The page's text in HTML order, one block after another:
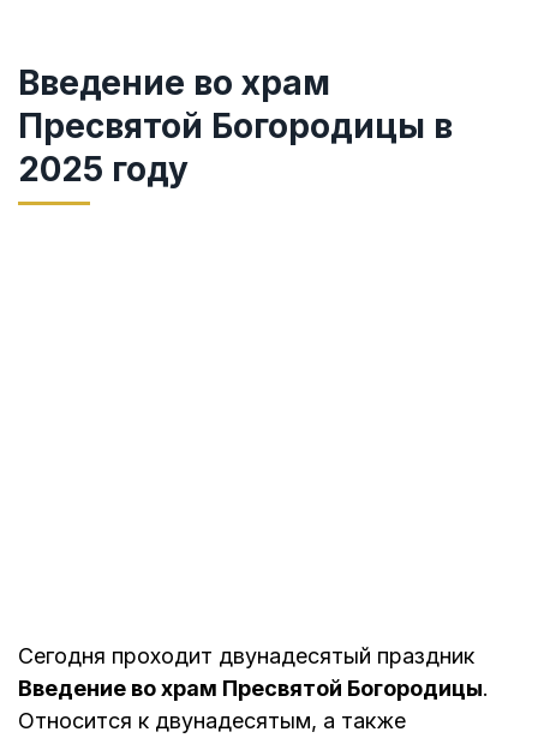
Введение во храм
Пресвятой Богородицы в
2025 году
Сегодня проходит двунадесятый праздник
Введение во храм Пресвятой Богородицы.
Относится к двунадесятым, а также